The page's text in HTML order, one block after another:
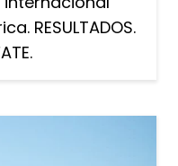
RESULTADOS.